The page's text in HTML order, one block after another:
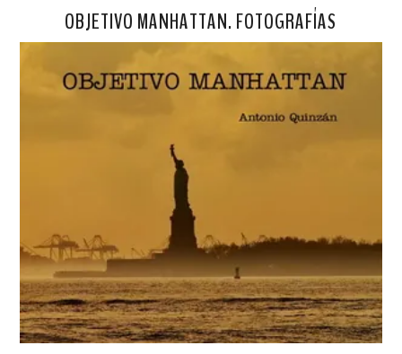
OBJETIVO MANHATTAN. FOTOGRAFÍAS